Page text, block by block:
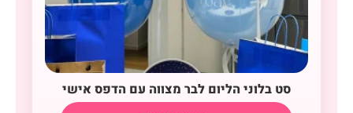
סט בלוני הליום לבר מצווה עם הדפס אישי